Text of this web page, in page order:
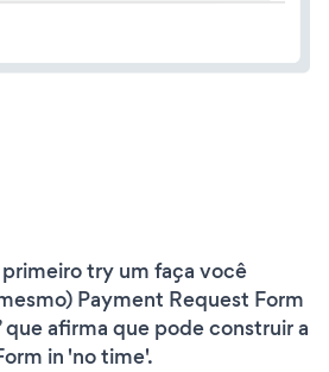
try um faça você
Payment Request Form
afirma que pode construir a
in 'no time'.